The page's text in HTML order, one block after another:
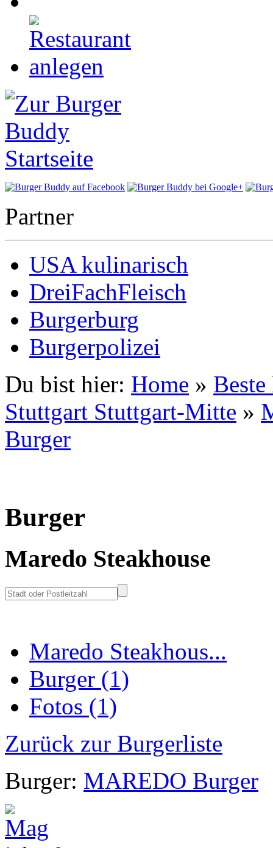
Partner
USA kulinarisch
DreiFachFleisch
Burgerburg
Burgerpolizei
Du bist hier: Home »
Stuttgart Stuttgart-Mitte »
Burger
Burger
Maredo Steakhouse
Maredo Steakhous...
Burger (1)
Fotos (1)
Zurück zur Burgerliste
Burger: MAREDO Burger